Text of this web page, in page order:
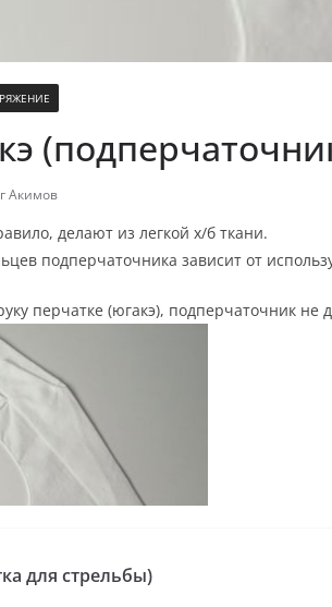
Акимов
делают из легкой х/б ткани.
подперчаточника зависит от
перчатке (югакэ), подперчаточник не
для стрельбы)